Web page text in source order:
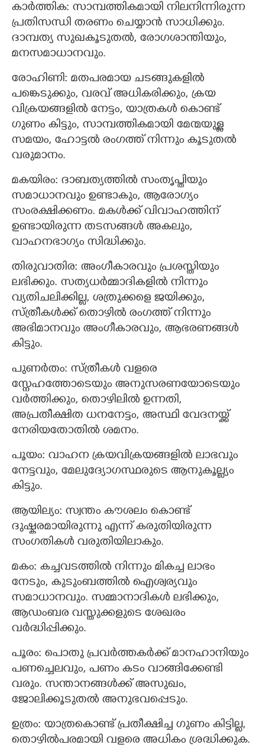
കാര്‍ത്തിക: സാമ്പത്തികമായി നിലനിന്നിരുന്ന
പ്രതിസന്ധി തരണം ചെയ്യാന്‍ സാധിക്കും.
ദാമ്പത്യ സുഖകൂടുതല്‍, രോഗശാന്തിയും,
മനസമാധാനവും.
രോഹിണി: മതപരമായ ചടങ്ങുകളില്‍
പങ്കെടുക്കും, വരവ് അധികരിക്കും, ക്രയ
വിക്രയങ്ങളില്‍ നേട്ടം, യാത്രകൾ കൊണ്ട്
ഗുണം കിട്ടും, സാമ്പത്തികമായി മേന്മയുള്ള
സമയം, ഹോട്ടല്‍ രംഗത്ത് നിന്നും കൂടുതല്‍
വരുമാനം.
മകയിരം: ദാബത്യത്തില്‍ സംതൃപ്തിയും
സമാധാനവും ഉണ്ടാകും, ആരോഗ്യം
സംരക്ഷിക്കണം. മകള്‍ക്ക് വിവാഹത്തിന്
ഉണ്ടായിരുന്ന തടസങ്ങള്‍ അകലും,
വാഹനഭാഗ്യം സിദ്ധിക്കും.
തിരുവാതിര: അംഗീകാരവും പ്രശസ്തിയും
ലഭിക്കും. സത്യധര്‍മ്മാദികളില്‍ നിന്നും
വ്യതിചലിക്കില്ല, ശത്രുക്കളെ ജയിക്കും,
സ്ത്രീകള്‍ക്ക് തൊഴില്‍ രംഗത്ത് നിന്നും
അഭിമാനവും അംഗീകാരവും, ആഭരണങ്ങള്‍
കിട്ടും.
പുണര്‍തം: സ്ത്രീകള്‍ വളരെ
സ്നേഹത്തോടെയും അനുസരണയോടെയും
വര്‍ത്തിക്കും, തൊഴിലില്‍ ഉന്നതി,
അപ്രതീക്ഷിത ധനനേട്ടം, അസ്ഥി വേദനയ്ക്ക്
നേരിയതോതില്‍ ശമനം.
പൂയം: വാഹന ക്രയവിക്രയങ്ങളില്‍ ലാഭവും
നേട്ടവും, മേലുദ്യോഗസ്ഥരുടെ ആനുകൂല്ല്യം
കിട്ടും.
ആയില്യം: സ്വന്തം കൗശലം കൊണ്ട്
ദുഷ്കരമായിരുന്നു എന്ന് കരുതിയിരുന്ന
സംഗതികള്‍ വരുതിയിലാകും.
മകം: കച്ചവടത്തിൽ നിന്നും മികച്ച ലാഭം
നേടും, കുടുംബത്തില്‍ ഐശ്വര്യവും
സമാധാനവും. സമ്മാനാദികള്‍ ലഭിക്കും,
ആഡംബര വസ്തുക്കളുടെ ശേഖരം
വര്‍ദ്ധിപ്പിക്കും.
പൂരം: പൊതു പ്രവര്‍ത്തകര്‍ക്ക് മാനഹാനിയും
പണച്ചെലവും, പണം കടം വാങ്ങിക്കേണ്ടി
വരും. സന്താനങ്ങള്‍ക്ക് അസുഖം,
ജോലിക്കൂടുതല്‍ അനുഭവപ്പെടും.
ഉത്രം: യാത്രകൊണ്ട് പ്രതീക്ഷിച്ച ഗുണം കിട്ടില്ല,
തൊഴിൽപരമായി വളരെ അധികം ശ്രദ്ധിക്കുക.